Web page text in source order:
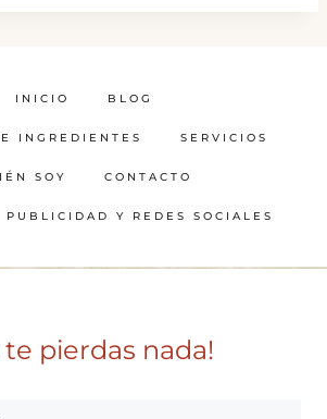
INICIO BLOG
INGREDIENTES SERVICIOS
SOY CONTACTO
Y REDES SOCIALES
te pierdas nada!